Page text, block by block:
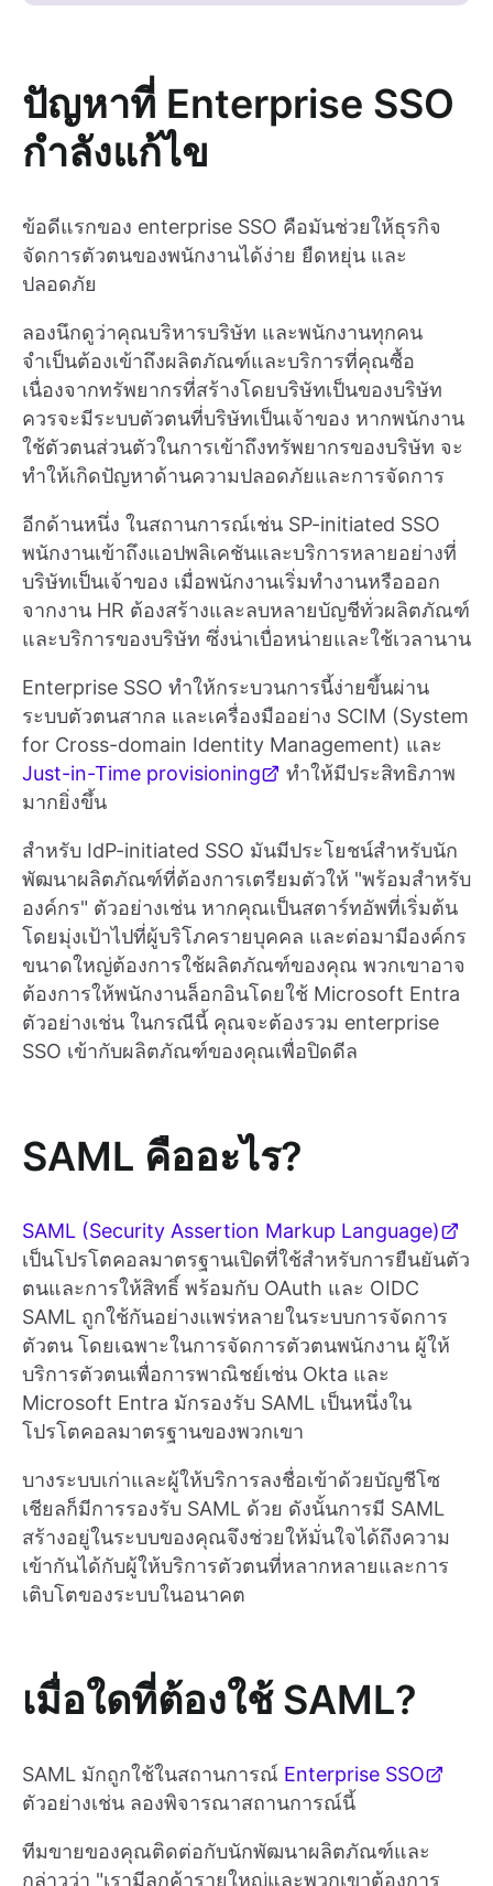
ปัญหาที่ Enterprise SSO
กำลังแก้ไข
ข้อดีแรกของ enterprise SSO คือมันช่วยให้ธุรกิจ
จัดการตัวตนของพนักงานได้ง่าย ยืดหยุ่น และ
ปลอดภัย
ลองนึกดูว่าคุณบริหารบริษัท และพนักงานทุกคน
จำเป็นต้องเข้าถึงผลิตภัณฑ์และบริการที่คุณซื้อ
เนื่องจากทรัพยากรที่สร้างโดยบริษัทเป็นของบริษัท
ควรจะมีระบบตัวตนที่บริษัทเป็นเจ้าของ หากพนักงาน
ใช้ตัวตนส่วนตัวในการเข้าถึงทรัพยากรของบริษัท จะ
ทำให้เกิดปัญหาด้านความปลอดภัยและการจัดการ
อีกด้านหนึ่ง ในสถานการณ์เช่น SP-initiated SSO
พนักงานเข้าถึงแอปพลิเคชันและบริการหลายอย่างที่
บริษัทเป็นเจ้าของ เมื่อพนักงานเริ่มทำงานหรือออก
จากงาน HR ต้องสร้างและลบหลายบัญชีทั่วผลิตภัณฑ์
และบริการของบริษัท ซึ่งน่าเบื่อหน่ายและใช้เวลานาน
Enterprise SSO ทำให้กระบวนการนี้ง่ายขึ้นผ่าน
ระบบตัวตนสากล และเครื่องมืออย่าง SCIM (System
for Cross-domain Identity Management) และ
Just-in-Time provisioning
ทำให้มีประสิทธิภาพ
มากยิ่งขึ้น
สำหรับ IdP-initiated SSO มันมีประโยชน์สำหรับนัก
พัฒนาผลิตภัณฑ์ที่ต้องการเตรียมตัวให้ "พร้อมสำหรับ
องค์กร" ตัวอย่างเช่น หากคุณเป็นสตาร์ทอัพที่เริ่มต้น
โดยมุ่งเป้าไปที่ผู้บริโภครายบุคคล และต่อมามีองค์กร
ขนาดใหญ่ต้องการใช้ผลิตภัณฑ์ของคุณ พวกเขาอาจ
ต้องการให้พนักงานล็อกอินโดยใช้ Microsoft Entra
ตัวอย่างเช่น ในกรณีนี้ คุณจะต้องรวม enterprise
SSO เข้ากับผลิตภัณฑ์ของคุณเพื่อปิดดีล
SAML คืออะไร?
SAML (Security Assertion Markup Language)
เป็นโปรโตคอลมาตรฐานเปิดที่ใช้สำหรับการยืนยันตัว
ตนและการให้สิทธิ์ พร้อมกับ OAuth และ OIDC
SAML ถูกใช้กันอย่างแพร่หลายในระบบการจัดการ
ตัวตน โดยเฉพาะในการจัดการตัวตนพนักงาน ผู้ให้
บริการตัวตนเพื่อการพาณิชย์เช่น Okta และ
Microsoft Entra มักรองรับ SAML เป็นหนึ่งใน
โปรโตคอลมาตรฐานของพวกเขา
บางระบบเก่าและผู้ให้บริการลงชื่อเข้าด้วยบัญชีโซ
เชียลก็มีการรองรับ SAML ด้วย ดังนั้นการมี SAML
สร้างอยู่ในระบบของคุณจึงช่วยให้มั่นใจได้ถึงความ
เข้ากันได้กับผู้ให้บริการตัวตนที่หลากหลายและการ
เติบโตของระบบในอนาคต
เมื่อใดที่ต้องใช้ SAML?
SAML มักถูกใช้ในสถานการณ์ Enterprise SSO
ตัวอย่างเช่น ลองพิจารณาสถานการณ์นี้
ทีมขายของคุณติดต่อกับนักพัฒนาผลิตภัณฑ์และ
กล่าวว่า "เรามีลูกค้ารายใหญ่และพวกเขาต้องการ